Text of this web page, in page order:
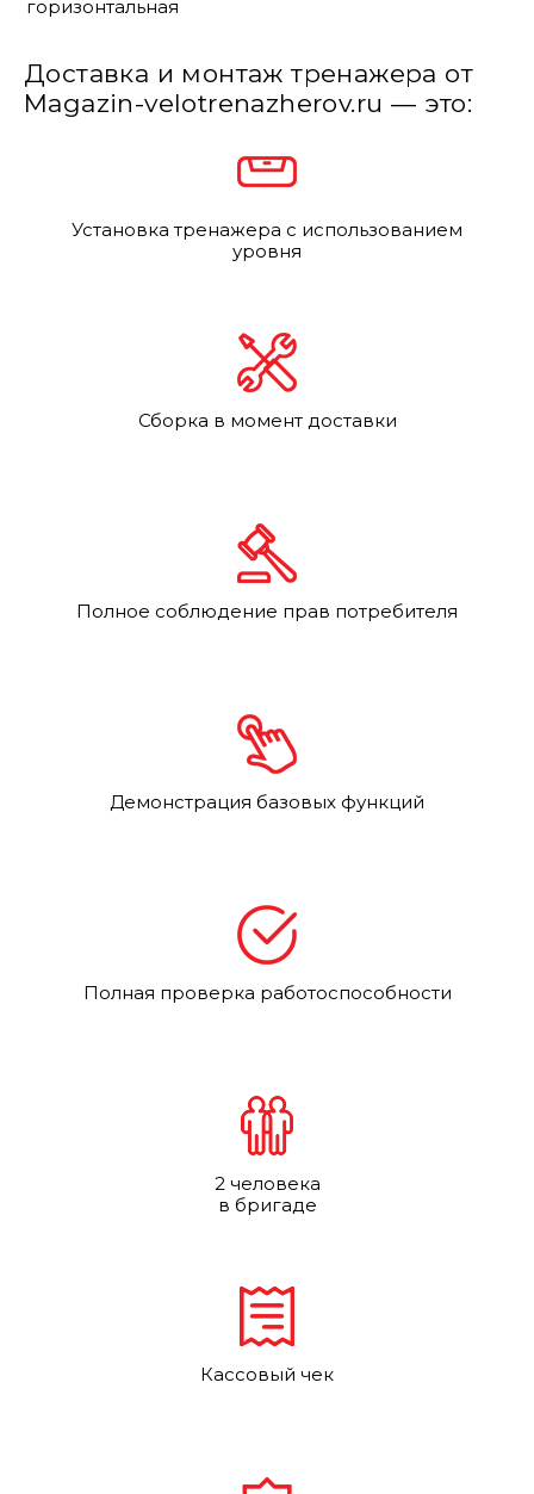
горизонтальная
Доставка и монтаж тренажера от
Magazin-velotrenazherov.ru — это:
Установка тренажера с использованием
уровня
Сборка в момент доставки
Полное соблюдение прав потребителя
Демонстрация базовых функций
Полная проверка работоспособности
2 человека
в бригаде
Кассовый чек